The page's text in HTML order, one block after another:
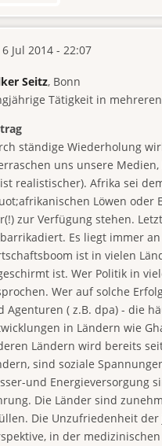
6 Jul 2014 - 22:07
Seitz, Bonn
Tätigkeit in
ständige Wiederholung
uns unsere
realistischer). Afrika sei
Löwen oder
zur Verfügung stehen.
Es liegt immer
ist in vielen
ist. Wer Politik in
Wer auf solche
Agenturen ( z.B. dpa) - die
in Ländern wie
Ländern wird bereits
sind soziale
und Energieversorgung
Die Länder sind
Die Unzufriedenheit der
in der